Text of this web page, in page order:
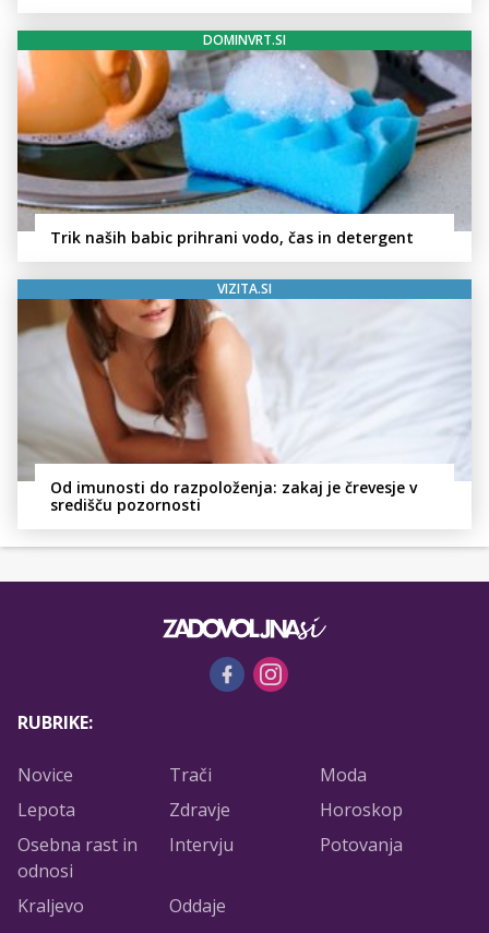
DOMINVRT.SI
Trik naših babic prihrani vodo, čas in detergent
VIZITA.SI
Od imunosti do razpoloženja: zakaj je črevesje v
središču pozornosti
RUBRIKE:
Novice Trači
Moda
Lepota
Zdravje
Horoskop
Osebna rast in
odnosi
Intervju Potovanja
Kraljevo Oddaje